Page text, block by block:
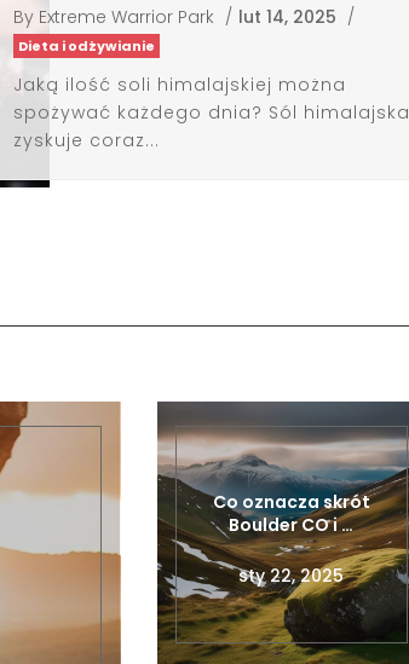
By Extreme Warrior Park / lut 14, 2025 /
Dieta i odżywianie
Jaką ilość soli himalajskiej można
spożywać każdego dnia? Sól himalajska
zyskuje coraz...
Co oznacza skrót
Boulder CO i …
sty 22, 2025